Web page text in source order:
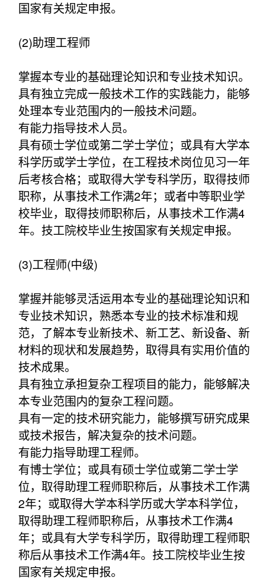
国家有关规定申报。
(2)助理工程师
掌握本专业的基础理论知识和专业技术知识。
具有独立完成一般技术工作的实践能力，能够
处理本专业范围内的一般技术问题。
有能力指导技术人员。
具有硕士学位或第二学士学位；或具有大学本
科学历或学士学位，在工程技术岗位见习一年
后考核合格；或取得大学专科学历，取得技师
职称，从事技术工作满2年；或者中等职业学
校毕业，取得技师职称后，从事技术工作满4
年。技工院校毕业生按国家有关规定申报。
(3)工程师(中级)
掌握并能够灵活运用本专业的基础理论知识和
专业技术知识，熟悉本专业的技术标准和规
范，了解本专业新技术、新工艺、新设备、新
材料的现状和发展趋势，取得具有实用价值的
技术成果。
具有独立承担复杂工程项目的能力，能够解决
本专业范围内的复杂工程问题。
具有一定的技术研究能力，能够撰写研究成果
或技术报告，解决复杂的技术问题。
有能力指导助理工程师。
有博士学位；或具有硕士学位或第二学士学
位，取得助理工程师职称后，从事技术工作满
2年；或取得大学本科学历或大学本科学位，
取得助理工程师职称后，从事技术工作满4
年；或具有大学专科学历，取得助理工程师职
称后从事技术工作满4年。技工院校毕业生按
国家有关规定申报。